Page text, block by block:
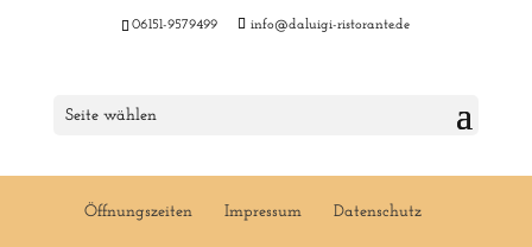
06151-9579499 info@daluigi-ristorante.de
Seite wählen
Öffnungszeiten Impressum Datenschutz